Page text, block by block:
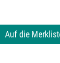
Auf die